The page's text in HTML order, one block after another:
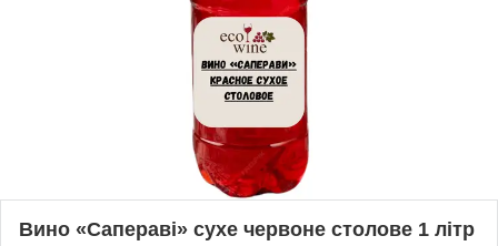
Вино «Сапераві» сухе червоне столове 1 літр